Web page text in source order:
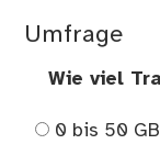
Umfrage
Wie viel
0 bis 50 GB